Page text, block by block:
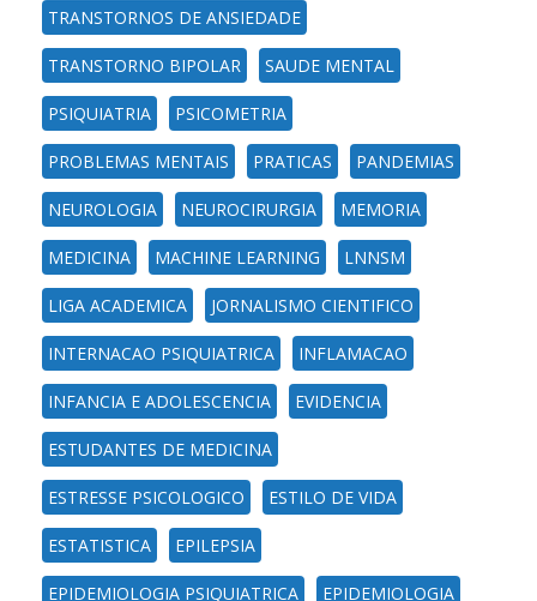
TRANSTORNOS DE ANSIEDADE
TRANSTORNO BIPOLAR SAUDE MENTAL
PSIQUIATRIA PSICOMETRIA
PROBLEMAS MENTAIS PRATICAS PANDEMIAS
NEUROLOGIA NEUROCIRURGIA MEMORIA
MEDICINA MACHINE LEARNING LNNSM
LIGA ACADEMICA JORNALISMO CIENTIFICO
INTERNACAO PSIQUIATRICA INFLAMACAO
INFANCIA E ADOLESCENCIA EVIDENCIA
ESTUDANTES DE MEDICINA
ESTRESSE PSICOLOGICO ESTILO DE VIDA
ESTATISTICA EPILEPSIA
EPIDEMIOLOGIA PSIQUIATRICA EPIDEMIOLOGIA